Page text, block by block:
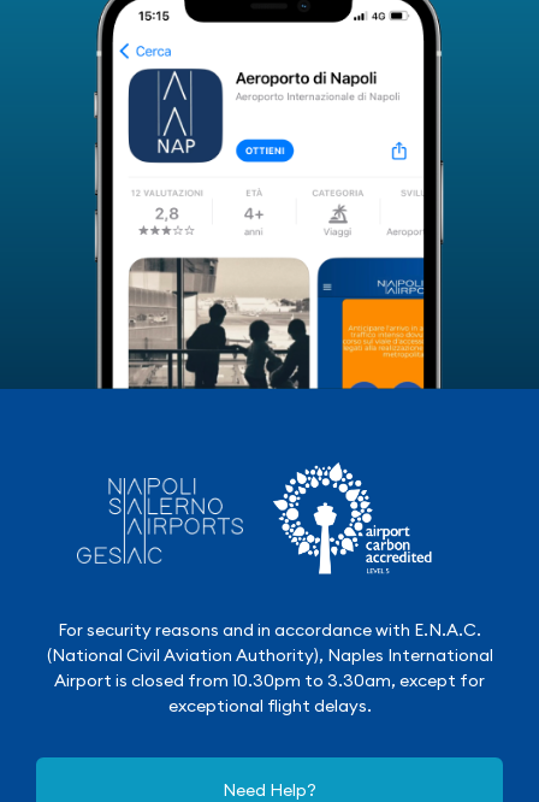
For security reasons and in accordance with E.N.A.C.
(National Civil Aviation Authority), Naples International
Airport is closed from 10.30pm to 3.30am, except for
exceptional flight delays.
Need Help?